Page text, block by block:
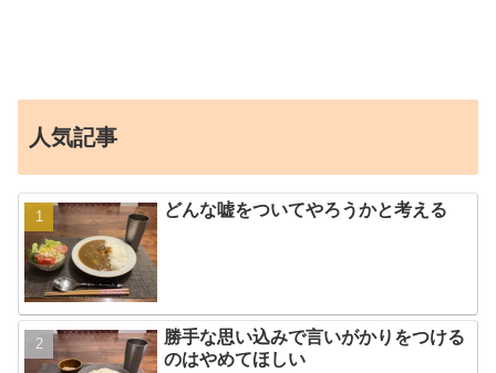
人気記事
どんな嘘をついてやろうかと考える
勝手な思い込みで言いがかりをつける
のはやめてほしい